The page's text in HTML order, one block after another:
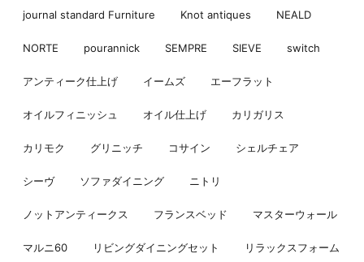
journal standard Furniture Knot antiques NEALD
NORTE pourannick SEMPRE SIEVE switch
アンティーク仕上げ イームズ エーフラット
オイルフィニッシュ オイル仕上げ カリガリス
カリモク グリニッチ コサイン シェルチェア
シーヴ ソファダイニング ニトリ
ノットアンティークス フランスベッド マスターウォール
マルニ60 リビングダイニングセット リラックスフォーム